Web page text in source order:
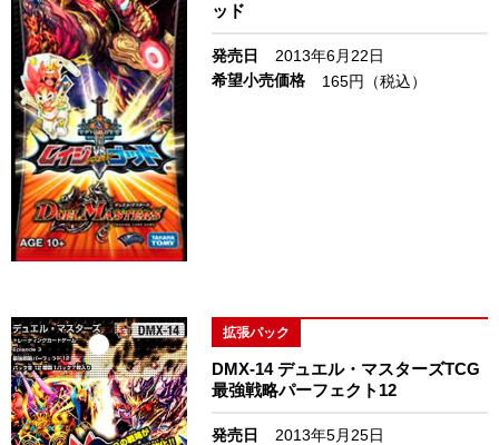
ッド
発売日
2013年6月22日
希望小売価格
165円（税込）
拡張パック
DMX-14 デュエル・マスターズTCG
最強戦略パーフェクト12
発売日
2013年5月25日